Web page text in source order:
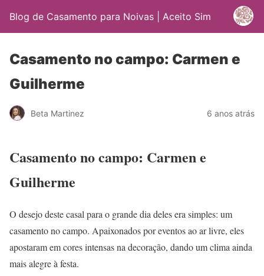
Blog de Casamento para Noivas | Aceito Sim
Casamento no campo: Carmen e
Guilherme
Beta Martinez 6 anos atrás
Casamento no campo: Carmen e
Guilherme
O desejo deste casal para o grande dia deles era simples: um
casamento no campo. Apaixonados por eventos ao ar livre, eles
apostaram em cores intensas na decoração, dando um clima ainda
mais alegre à festa.